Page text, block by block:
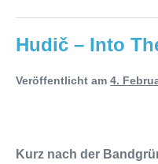
Hudič – Into
Veröffentlicht am 4.
Kurz nach der